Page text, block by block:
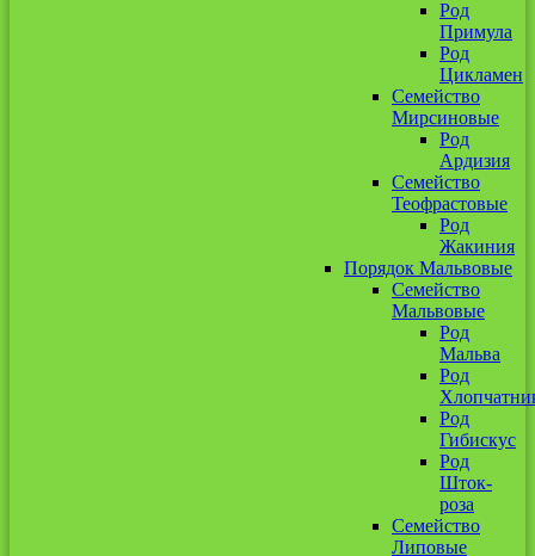
Род
Примула
Род
Цикламен
Семейство
Мирсиновые
Род
Ардизия
Семейство
Теофрастовые
Род
Жакиния
Порядок Мальвовые
Семейство
Мальвовые
Род
Мальва
Род
Род
Гибискус
Род
Шток-
роза
Семейство
Липовые